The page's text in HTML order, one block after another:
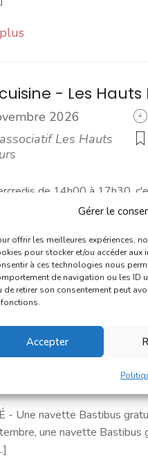
Gérer le
offrir les meilleures expériences,
pour stocker et/ou accéder
à ces technologies nous
de navigation ou les ID
de retirer son consentement peut
fonctions.
Accepter
- Les Hauts
2026
Les Hauts
de 14h00 à 17h30,
Un moment de
du jeudi
2026
Dame
- Une navette Bastibus
une navette